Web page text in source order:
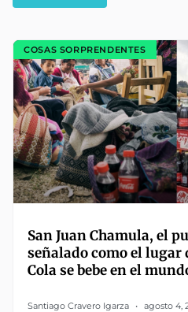
COSAS SORPRENDENTES
San Juan Chamula, el
señalado como el lugar
Cola se bebe en el
Santiago Cravero Igarza agosto 4,